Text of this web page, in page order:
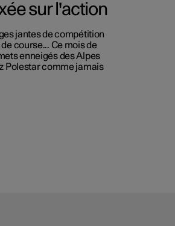
sur l'action
jantes de compétition
course... Ce mois de
enneigés des Alpes
Polestar comme jamais